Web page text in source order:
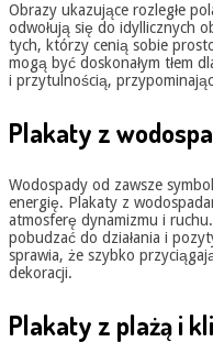
Obrazy ukazujące rozległe
odwołują się do idyllicznych
tych, którzy cenią sobie
mogą być doskonałym tłem
i przytulnością,
Plakaty z
Wodospady od zawsze
energię. Plakaty z
atmosferę dynamizmu i
pobudzać do działania i
sprawia, że szybko
dekoracji.
Plakaty z plażą i